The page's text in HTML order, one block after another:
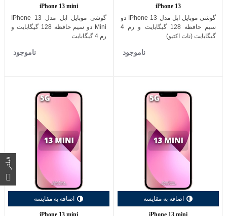
iPhone 13
گوشی موبایل اپل مدل IPhone 13 دو
سیم حافظه 128 گیگابایت و رم 4
گیگابایت (نات اکتیو)
ناموجود
iPhone 13 mini
گوشی موبایل اپل مدل IPhone 13
Mini دو سیم حافظه 128 گیگابایت و
رم 4 گیگابایت
ناموجود
اضافه به مقایسه
iPhone 13 mini
اضافه به مقایسه
iPhone 13 mini
فیلتر